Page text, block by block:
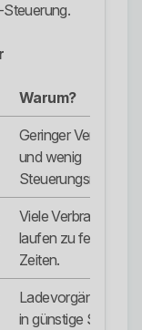
Warum?
Geringer Verbrauch
und wenig
Viele Verbraucher
laufen zu festen
Zeiten.
Ladevorgänge
in günstige Stunden